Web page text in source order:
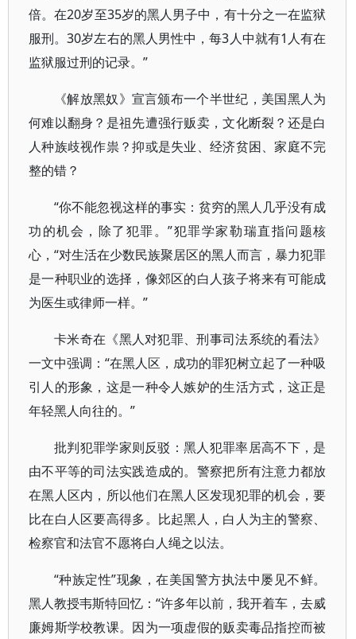
倍。在20岁至35岁的黑人男子中，有十分之一在监狱
服刑。30岁左右的黑人男性中，每3人中就有1人有在
监狱服过刑的记录。”
《解放黑奴》宣言颁布一个半世纪，美国黑人为
何难以翻身？是祖先遭强行贩卖，文化断裂？还是白
人种族歧视作祟？抑或是失业、经济贫困、家庭不完
整的错？
“你不能忽视这样的事实：贫穷的黑人几乎没有成
功的机会，除了犯罪。”犯罪学家勒瑞直指问题核
心，“对生活在少数民族聚居区的黑人而言，暴力犯罪
是一种职业的选择，像郊区的白人孩子将来有可能成
为医生或律师一样。”
卡米奇在《黑人对犯罪、刑事司法系统的看法》
一文中强调：“在黑人区，成功的罪犯树立起了一种吸
引人的形象，这是一种令人嫉妒的生活方式，这正是
年轻黑人向往的。”
批判犯罪学家则反驳：黑人犯罪率居高不下，是
由不平等的司法实践造成的。警察把所有注意力都放
在黑人区内，所以他们在黑人区发现犯罪的机会，要
比在白人区要高得多。比起黑人，白人为主的警察、
检察官和法官不愿将白人绳之以法。
“种族定性”现象，在美国警方执法中屡见不鲜。
黑人教授韦斯特回忆：“许多年以前，我开着车，去威
廉姆斯学校教课。因为一项虚假的贩卖毒品指控而被